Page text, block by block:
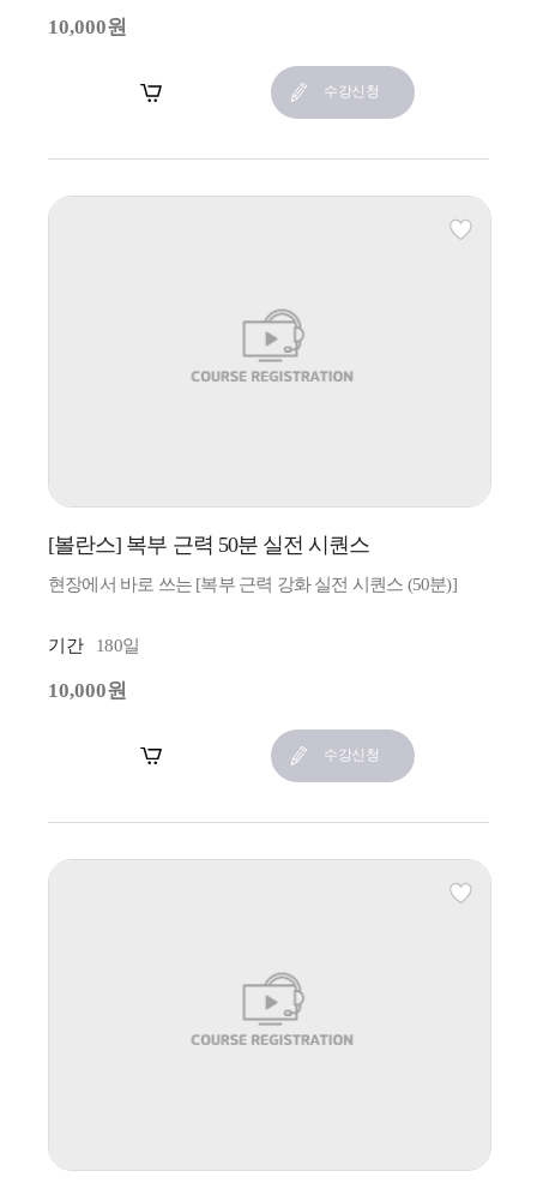
10,000원
수강신청
[볼란스] 복부 근력 50분 실전 시퀀스
현장에서 바로 쓰는 [복부 근력 강화 실전 시퀀스 (50분)]
기간 180일
10,000원
수강신청